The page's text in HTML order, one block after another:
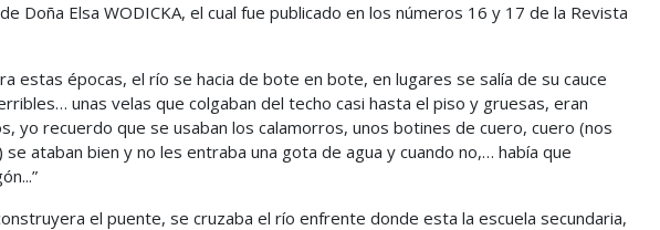
Doña Elsa WODICKA, el cual fue publicado en los números 16 y 17 de la Revista
estas épocas, el río se hacia de bote en bote, en lugares se salía de su cauce
unas velas que colgaban del techo casi hasta el piso y gruesas, eran
yo recuerdo que se usaban los calamorros, unos botines de cuero, cuero (nos
ataban bien y no les entraba una gota de agua y cuando no,… había que
el puente, se cruzaba el río enfrente donde esta la escuela secundaria,